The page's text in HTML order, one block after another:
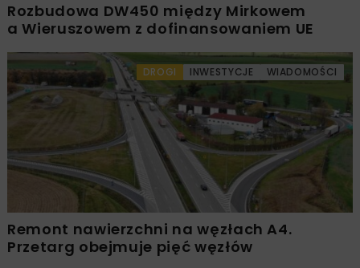
Rozbudowa DW450 między Mirkowem
a Wieruszowem z dofinansowaniem UE
DROGI INWESTYCJE WIADOMOŚCI
Remont nawierzchni na węzłach A4.
Przetarg obejmuje pięć węzłów